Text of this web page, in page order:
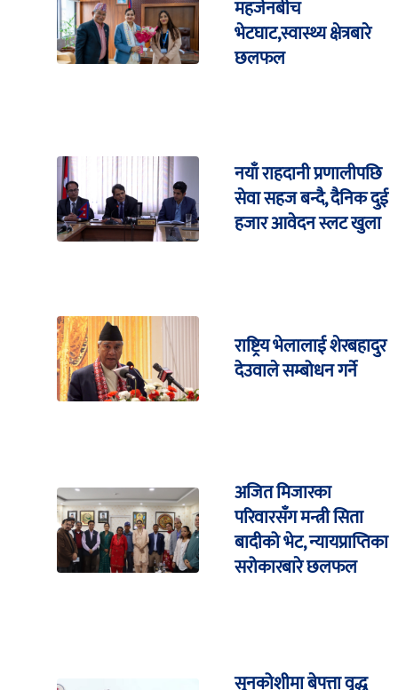
महर्जनबीच
भेटघाट,स्वास्थ्य क्षेत्रबारे
छलफल
नयाँ राहदानी प्रणालीपछि
सेवा सहज बन्दै, दैनिक दुई
हजार आवेदन स्लट खुला
राष्ट्रिय भेलालाई शेरबहादुर
देउवाले सम्बोधन गर्ने
अजित मिजारका
परिवारसँग मन्त्री सिता
बादीको भेट, न्यायप्राप्तिका
सरोकारबारे छलफल
सुनकोशीमा बेपत्ता वृद्ध